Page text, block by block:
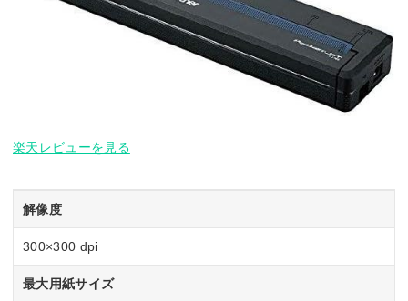
楽天レビューを見る
解像度
300×300 dpi
最大用紙サイズ